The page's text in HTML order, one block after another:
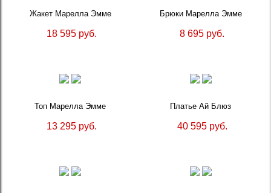
Жакет Марелла Эмме
18 595 руб.
Брюки Марелла Эмме
8 695 руб.
Топ Марелла Эмме
13 295 руб.
Платье Ай Блюз
40 595 руб.